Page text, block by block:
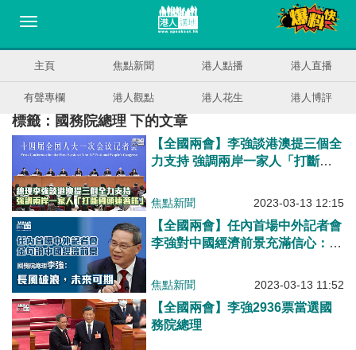
主頁 焦點新聞 港人點播 港人直播
有聲專欄 港人觀點 港人花生 港人博評
標籤：國務院總理 下的文章
【全國兩會】李強談港澳提三個全
力支持 強調兩岸一家人「打斷骨
焦點新聞 2023-03-13 12:15
【全國兩會】任內首場中外記者會
李強對中國經濟前景充滿信心：長
焦點新聞 2023-03-13 11:52
【全國兩會】李強2936票當選國
務院總理